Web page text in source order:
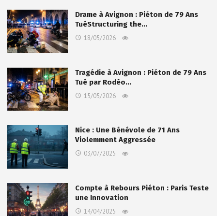
Drame à Avignon : Piéton de 79 Ans
TuéStructuring the…
18/05/2026
Tragédie à Avignon : Piéton de 79 Ans
Tué par Rodéo…
15/05/2026
Nice : Une Bénévole de 71 Ans
Violemment Aggressée
03/07/2025
Compte à Rebours Piéton : Paris Teste
une Innovation
14/04/2025